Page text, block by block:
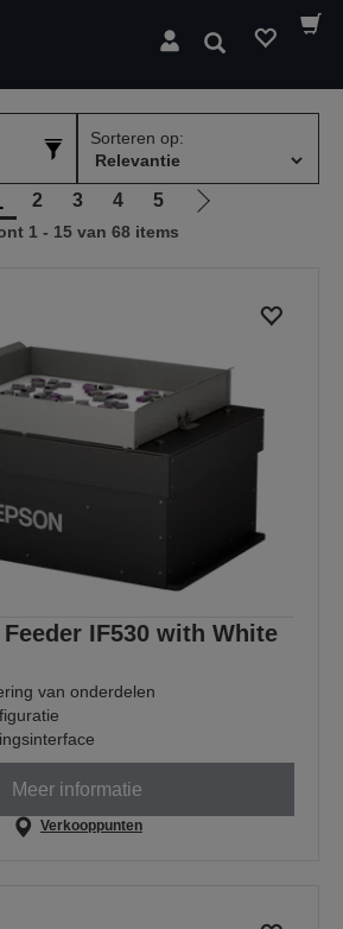
Zoeken
Sorteren op:
2 3 4 5
Ga
1 - 15 van 68 items
IF530 with White
van onderdelen
Meer informatie
Verkooppunten